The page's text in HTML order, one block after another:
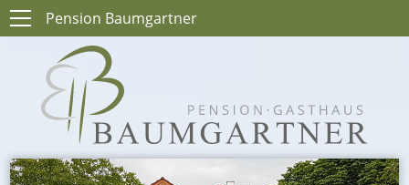
Pension Baumgartner